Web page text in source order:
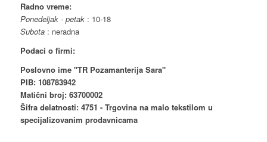
Radno vreme:
Ponedeljak - petak: 10-18
Subota: neradna
Podaci o firmi:
Poslovno ime "TR Pozamanterija Sara"
PIB: 108783942
Matični broj: 63700002
Šifra delatnosti: 4751 - Trgovina na malo tekstilom u
specijalizovanim prodavnicama